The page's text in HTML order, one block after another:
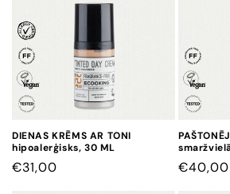
DIENAS KRĒMS AR TONI
hipoalerģisks, 30 ML
CENA
€31,00 CENA
€40,00